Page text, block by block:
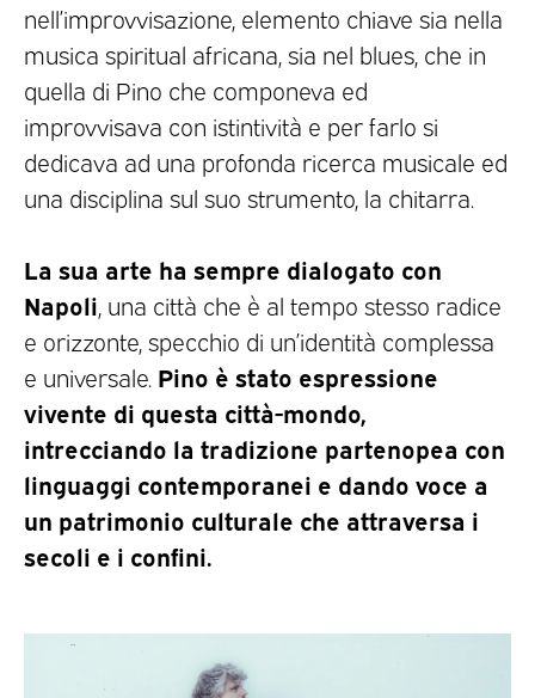
nell’improvvisazione, elemento chiave sia nella
musica spiritual africana, sia nel blues, che in
quella di Pino che componeva ed
improvvisava con istintività e per farlo si
dedicava ad una profonda ricerca musicale ed
una disciplina sul suo strumento, la chitarra.
La sua arte ha sempre dialogato con
Napoli, una città che è al tempo stesso radice
e orizzonte, specchio di un’identità complessa
e universale. Pino è stato espressione
vivente di questa città-mondo,
intrecciando la tradizione partenopea con
linguaggi contemporanei e dando voce a
un patrimonio culturale che attraversa i
secoli e i confini.